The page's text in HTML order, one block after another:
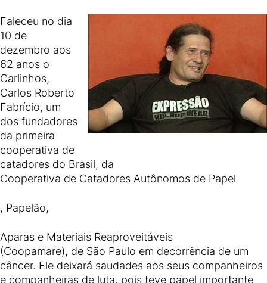
Faleceu no dia
10 de
dezembro aos
62 anos o
Carlinhos,
Carlos Roberto
Fabrício, um
dos fundadores
da primeira
cooperativa de
catadores do Brasil, da
Cooperativa de Catadores Autônomos de Papel
, Papelão,
Aparas e Materiais Reaproveitáveis
(Coopamare), de São Paulo em decorrência de um
câncer. Ele deixará saudades aos seus companheiros
e companheiras de luta, pois teve papel importante